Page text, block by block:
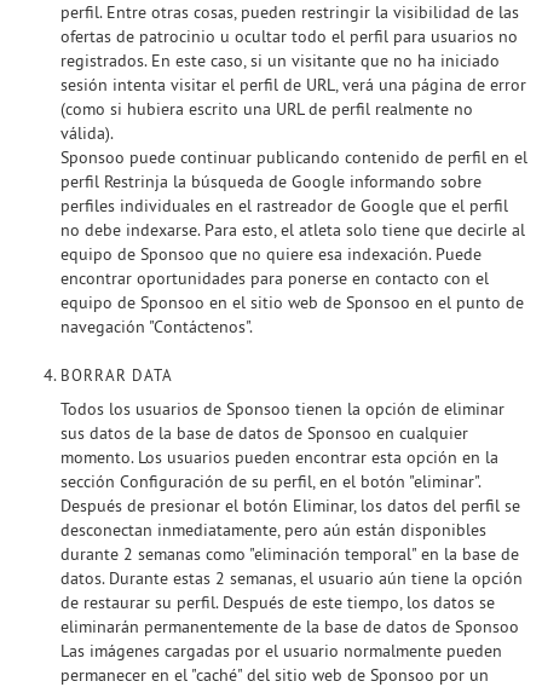
perfil. Entre otras cosas, pueden restringir la visibilidad de las
ofertas de patrocinio u ocultar todo el perfil para usuarios no
registrados. En este caso, si un visitante que no ha iniciado
sesión intenta visitar el perfil de URL, verá una página de error
(como si hubiera escrito una URL de perfil realmente no
válida).
Sponsoo puede continuar publicando contenido de perfil en el
perfil Restrinja la búsqueda de Google informando sobre
perfiles individuales en el rastreador de Google que el perfil
no debe indexarse. Para esto, el atleta solo tiene que decirle al
equipo de Sponsoo que no quiere esa indexación. Puede
encontrar oportunidades para ponerse en contacto con el
equipo de Sponsoo en el sitio web de Sponsoo en el punto de
navegación "Contáctenos".
BORRAR DATA
Todos los usuarios de Sponsoo tienen la opción de eliminar
sus datos de la base de datos de Sponsoo en cualquier
momento. Los usuarios pueden encontrar esta opción en la
sección Configuración de su perfil, en el botón "eliminar".
Después de presionar el botón Eliminar, los datos del perfil se
desconectan inmediatamente, pero aún están disponibles
durante 2 semanas como "eliminación temporal" en la base de
datos. Durante estas 2 semanas, el usuario aún tiene la opción
de restaurar su perfil. Después de este tiempo, los datos se
eliminarán permanentemente de la base de datos de Sponsoo
Las imágenes cargadas por el usuario normalmente pueden
permanecer en el "caché" del sitio web de Sponsoo por un